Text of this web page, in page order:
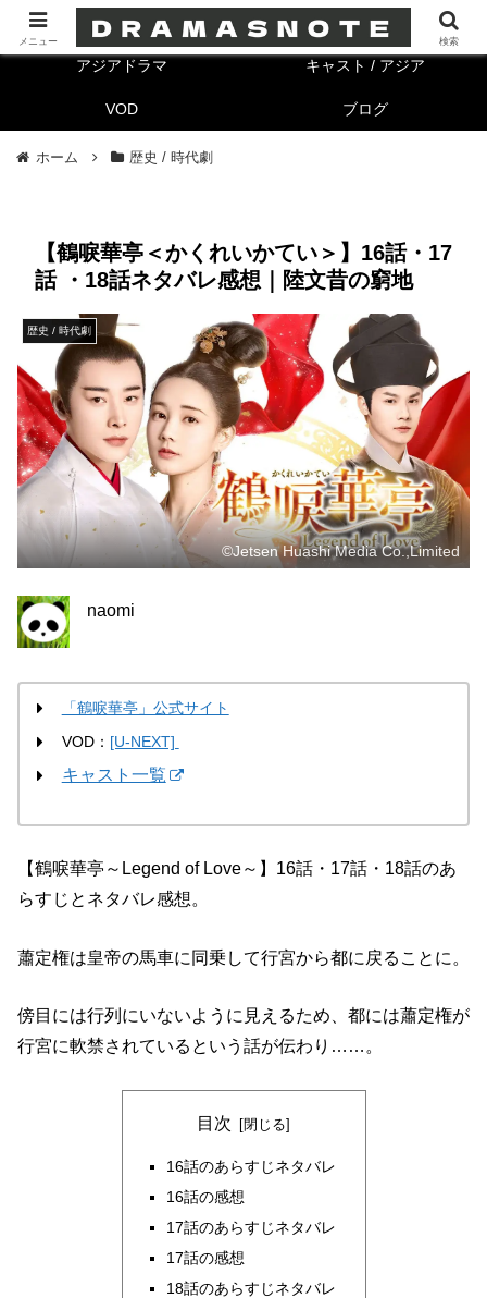
海外ドラマ キャスト/海外
アジアドラマ キャスト / アジア
VOD ブログ
ホーム 歴史 / 時代劇
【鶴唳華亭＜かくれいかてい＞】16話・17
話 ・18話ネタバレ感想｜陸文昔の窮地
歴史 / 時代劇
©Jetsen Huashi Media Co.,Limited
naomi
「鶴唳華亭」公式サイト
VOD： [U-NEXT]
キャスト一覧
【鶴唳華亭～Legend of Love～】16話・17話・18話のあ
らすじとネタバレ感想。
蕭定権は皇帝の馬車に同乗して行宮から都に戻ることに。
傍目には行列にいないように見えるため、都には蕭定権が
行宮に軟禁されているという話が伝わり……。
目次
16話のあらすじネタバレ
16話の感想
17話のあらすじネタバレ
17話の感想
18話のあらすじネタバレ
メニュー 検索